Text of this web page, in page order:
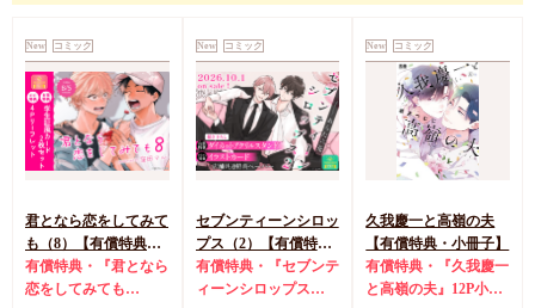
New コミック
君となら恋をしてみて
も（8）【有償特典・
学生証風カード2枚セ
ット】
有償特典・『君となら
恋をしてみても
New コミック
セブンティーンシロッ
プス（2）【有償特
典・ダイカットアクリ
ルスタンド】
有償特典・『セブンテ
ィーンシロップス
New コミック
久我慶一と高嶺の夫
【有償特典・小冊子】
有償特典・『久我慶一
と高嶺の夫』12P小冊